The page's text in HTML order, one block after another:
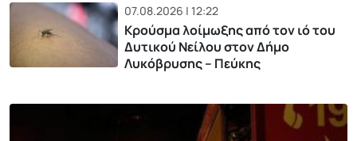
07.08.2026 | 12:22
Κρούσμα λοίμωξης από τον ιό του
Δυτικού Νείλου στον Δήμο
Λυκόβρυσης – Πεύκης